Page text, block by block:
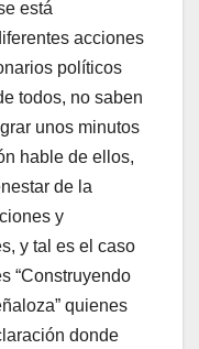
está
acciones
políticos
todos, no saben
unos minutos
hable de ellos,
de la
y
y tal es el caso
“Construyendo
quienes
donde